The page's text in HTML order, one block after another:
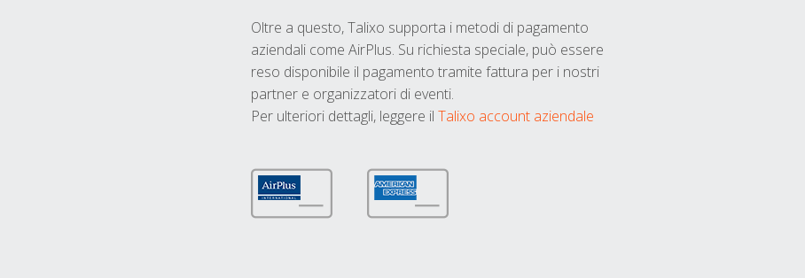
Oltre a questo, Talixo supporta i metodi di pagamento
aziendali come AirPlus. Su richiesta speciale, può essere
reso disponibile il pagamento tramite fattura per i nostri
partner e organizzatori di eventi.
Per ulteriori dettagli, leggere il Talixo account aziendale